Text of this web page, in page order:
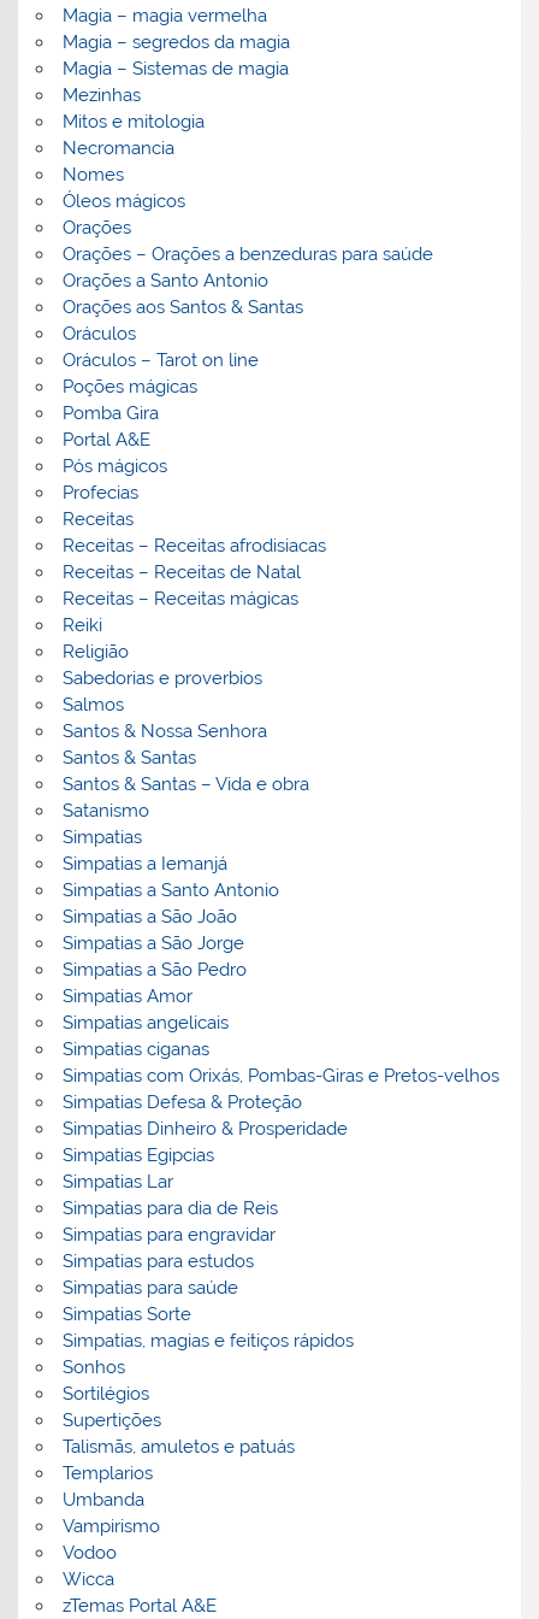
Magia – magia vermelha
Magia – segredos da magia
Magia – Sistemas de magia
Mezinhas
Mitos e mitologia
Necromancia
Nomes
Óleos mágicos
Orações
Orações – Orações a benzeduras para saúde
Orações a Santo Antonio
Orações aos Santos & Santas
Oráculos
Oráculos – Tarot on line
Poções mágicas
Pomba Gira
Portal A&E
Pós mágicos
Profecias
Receitas
Receitas – Receitas afrodisiacas
Receitas – Receitas de Natal
Receitas – Receitas mágicas
Reiki
Religião
Sabedorias e proverbios
Salmos
Santos & Nossa Senhora
Santos & Santas
Santos & Santas – Vida e obra
Satanismo
Simpatias
Simpatias a Iemanjá
Simpatias a Santo Antonio
Simpatias a São João
Simpatias a São Jorge
Simpatias a São Pedro
Simpatias Amor
Simpatias angelicais
Simpatias ciganas
Simpatias com Orixás, Pombas-Giras e Pretos-velhos
Simpatias Defesa & Proteção
Simpatias Dinheiro & Prosperidade
Simpatias Egipcias
Simpatias Lar
Simpatias para dia de Reis
Simpatias para engravidar
Simpatias para estudos
Simpatias para saúde
Simpatias Sorte
Simpatias, magias e feitiços rápidos
Sonhos
Sortilégios
Supertições
Talismãs, amuletos e patuás
Templarios
Umbanda
Vampirismo
Vodoo
Wicca
zTemas Portal A&E